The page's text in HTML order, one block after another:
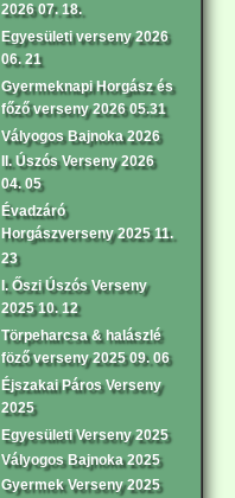
2026 07. 18.
Egyesületi verseny 2026
06. 21
Gyermeknapi Horgász és
főző verseny 2026 05.31
Vályogos Bajnoka 2026
II. Úszós Verseny 2026
04. 05
Évadzáró
Horgászverseny 2025 11.
23
I. Őszi Úszós Verseny
2025 10. 12
Törpeharcsa & halászlé
föző verseny 2025 09. 06
Éjszakai Páros Verseny
2025
Egyesületi Verseny 2025
Vályogos Bajnoka 2025
Gyermek Verseny 2025